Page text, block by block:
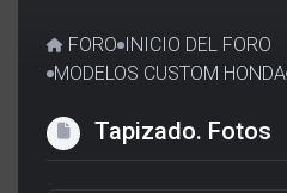
FORO INICIO DEL FORO
MODELOS CUSTOM HONDA
Tapizado. Fotos